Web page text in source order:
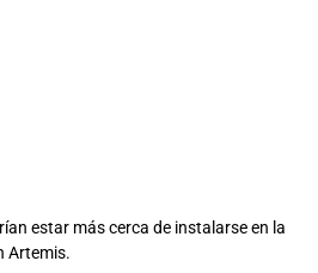
estar más cerca de instalarse en la
Artemis.